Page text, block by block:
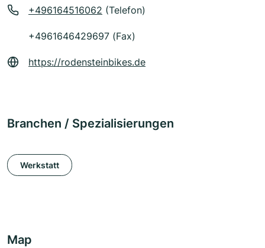
+496164516062 (Telefon)
+4961646429697 (Fax)
https://rodensteinbikes.de
Branchen / Spezialisierungen
Werkstatt
Map